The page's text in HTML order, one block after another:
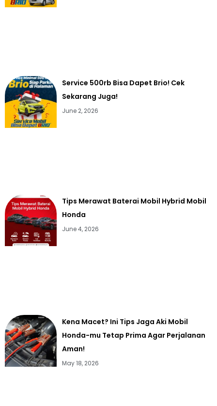
Service 500rb Bisa Dapet Brio! Cek
Sekarang Juga!
June 2, 2026
Tips Merawat Baterai Mobil Hybrid Mobil
Honda
June 4, 2026
Kena Macet? Ini Tips Jaga Aki Mobil
Honda-mu Tetap Prima Agar Perjalanan
Aman!
May 18, 2026